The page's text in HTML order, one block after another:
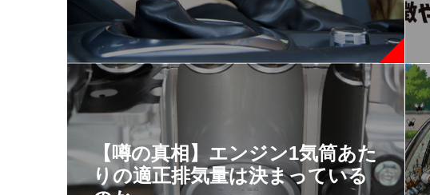
【噂の真相】エンジン1気筒あた
りの適正排気量は決まっている